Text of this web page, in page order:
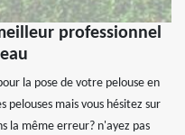
professionnel
la pose de votre pelouse en
pelouses mais vous hésitez sur
la même erreur? n'ayez pas